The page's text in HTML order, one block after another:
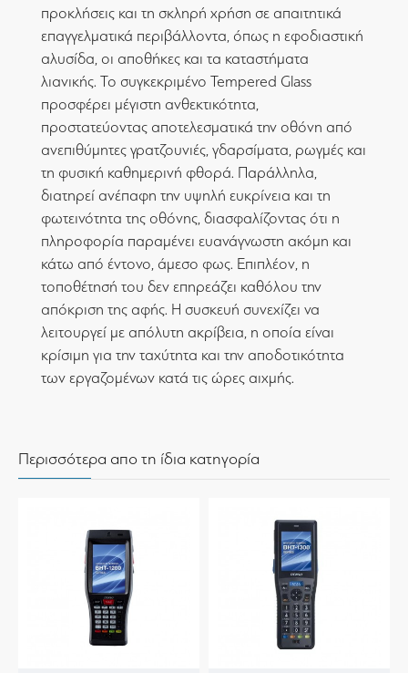
προκλήσεις και τη σκληρή χρήση σε απαιτητικά
επαγγελματικά περιβάλλοντα, όπως η εφοδιαστική
αλυσίδα, οι αποθήκες και τα καταστήματα
λιανικής. Το συγκεκριμένο Tempered Glass
προσφέρει μέγιστη ανθεκτικότητα,
προστατεύοντας αποτελεσματικά την οθόνη από
ανεπιθύμητες γρατζουνιές, γδαρσίματα, ρωγμές και
τη φυσική καθημερινή φθορά. Παράλληλα,
διατηρεί ανέπαφη την υψηλή ευκρίνεια και τη
φωτεινότητα της οθόνης, διασφαλίζοντας ότι η
πληροφορία παραμένει ευανάγνωστη ακόμη και
κάτω από έντονο, άμεσο φως. Επιπλέον, η
τοποθέτησή του δεν επηρεάζει καθόλου την
απόκριση της αφής. Η συσκευή συνεχίζει να
λειτουργεί με απόλυτη ακρίβεια, η οποία είναι
κρίσιμη για την ταχύτητα και την αποδοτικότητα
των εργαζομένων κατά τις ώρες αιχμής.
Περισσότερα απο τη ίδια κατηγορία